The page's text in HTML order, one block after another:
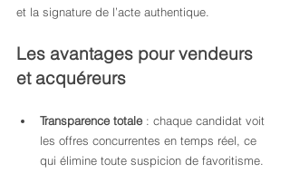
et la signature de l’acte authentique.
Les avantages pour vendeurs
et acquéreurs
Transparence totale : chaque candidat voit
les offres concurrentes en temps réel, ce
qui élimine toute suspicion de favoritisme.